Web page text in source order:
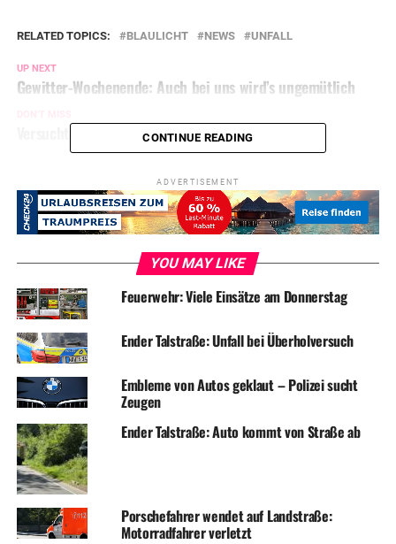
RELATED TOPICS: BLAULICHT NEWS UNFALL
UP NEXT
Gewitter-Wochenende: Auch bei uns wird’s ungemütlich
Versuchter Einbruch in AutoCONTINUE READING
ADVERTISEMENT
YOU MAY LIKE
Feuerwehr: Viele Einsätze am Donnerstag
Ender Talstraße: Unfall bei Überholversuch
Embleme von Autos geklaut – Polizei sucht
Zeugen
Ender Talstraße: Auto kommt von Straße ab
Porschefahrer wendet auf Landstraße:
Motorradfahrer verletzt